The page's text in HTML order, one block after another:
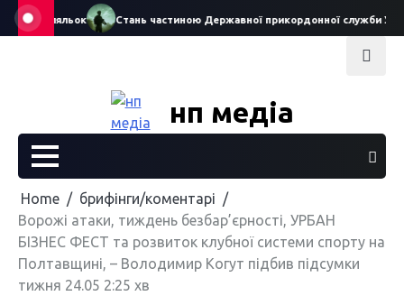
Skip
ляльок Стань частиною Державної прикордонної служби
нп медіа
Home
брифінги/коментарі
Ворожі атаки, тиждень безбар’єрності, УРБАН
БІЗНЕС ФЕСТ та розвиток клубної системи спорту на
Полтавщині, – Володимир Когут підбив підсумки
тижня 24.05 2:25 хв